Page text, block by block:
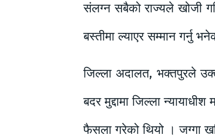
संलग्न सबैको राज्यले खोजी
बस्तीमा ल्याएर सम्मान गर्नु
जिल्ला अदालत, भक्तपुरले
बदर मुद्दामा जिल्ला
फैसला गरेको थियो । जग्गा